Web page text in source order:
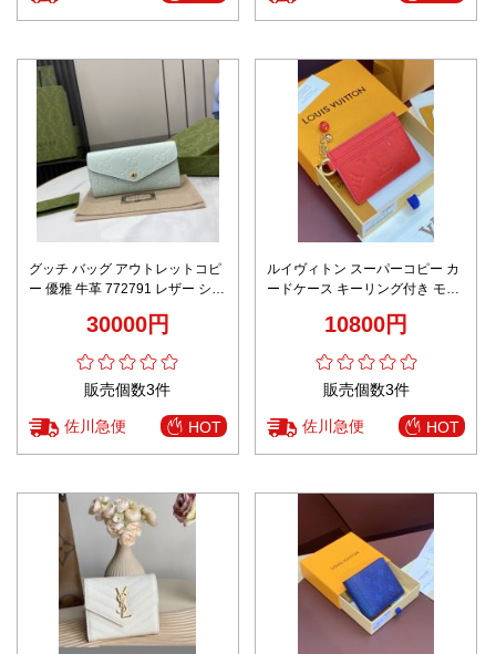
グッチ バッグ アウトレットコピ
ー 優雅 牛革 772791 レザー シン
30000円
販売個数3件
佐川急便 HOT
ルイヴィトン スーパーコピー カ
ードケース キーリング付き モノ
10800円
販売個数3件
佐川急便 HOT